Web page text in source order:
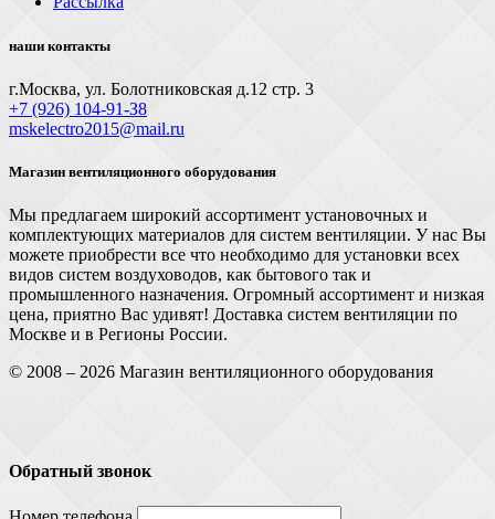
наши контакты
г.Москва, ул. Болотниковская д.12 стр. 3
+7 (926) 104-91-З8
mskelectro2015@mail.ru
Магазин вентиляционного оборудования
Мы предлагаем широкий ассортимент установочных и
комплектующих материалов для систем вентиляции. У нас Вы
можете приобрести все что необходимо для установки всех
видов систем воздуховодов, как бытового так и
промышленного назначения. Огромный ассортимент и низкая
цена, приятно Вас удивят! Доставка систем вентиляции по
Москве и в Регионы России.
© 2008 – 2026 Магазин вентиляционного оборудования
Обратный звонок